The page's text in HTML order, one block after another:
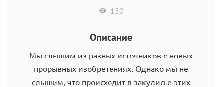
150
Описание
Мы слышим из разных источников о новых
прорывных изобретениях. Однако мы не
слышим, что происходит в закулисье этих